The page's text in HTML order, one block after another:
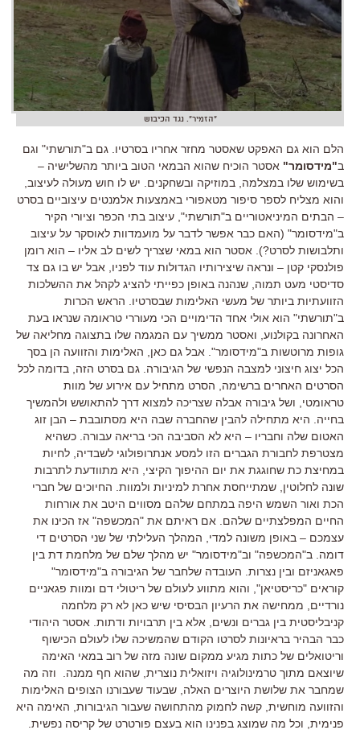
"הזמיר". נגד הכיבוש
הלם הוא גם האפקט שאסטר מחזר אחריו בסרטיו גם ב"תורשתי" וגם
ב"מידסומר" אסטר הוכיח שהוא הבמאי הטוב ביותר מהשלישיה –
בשימוש שלו במצלמה במוזיקה ובשחקנים יש לו חוש מעולה לעיצוב
והוא מצליח לספר סיפור מטאפורי באמצעות אלמנטים עיצוביים בסרט
– הבתים המיניאטוריים ב"תורשתי", עיצוב בתי הכפר וציורי הקיר
ב"מידסומר" (האם כבר אפשר לדבר על מועמדוות לאוסקר על עיצוב
ותלבושות לסרט?). אסטר הוא במאי שצריך לשים לב אליו – הוא רומן
פולנסקי קטן – ונראה שיצירותיו הגדולות עוד לפניו, אבל יש בו גם צד
סדיסטי מעט תמוה שנהנה באופן כפייתי להציג לקהל את ההשלכות
הזוועתיות ביותר של מעשי האלימות שבסרטיו
הראש הכרות
ב"תורשתי" הוא אולי אחד הדימויים הכי מעוררי טראומה שנראו בעת
האחרונה בקולנוע ואסטר ממשיך עם המגמה שלו בתצוגה מחליאה של
גופות מרוטשות ב"מידסומר". אבל גם כאן
האלימות והזוועה הן בסך
הכל יצוג חיצוני למצבה הנפשי של הגיבורה גם בסרט הזה בדומה לכל
הסרטים האחרים ברשימה
הסרט מתחיל עם אירוע של מוות
טראומטי
ושל גיבורה אבלה שצריכה למצוא דרך להתאושש ולהמשיך
בחייה
היא מתחילה להבין שהחברה שבה היא מסתובבת – הבן זוג
האטום שלה וחבריו – היא לא הסביבה הכי בריאה עבורה כשהיא
מצטרפת לחבורת הגברים הזו למסע אנתרופולוגי לשבדיה לחיות
במחיצת כת שחוגגת את יום ההיפוך הקיצי
היא מתוודעת לתרבות
שונה לחלוטין שמתייחסת אחרת למיניות ולמוות החיוכים של חברי
הכת ואור השמש היפה במתחם שלהם מסווים היטב את אורחות
החיים המפלצתיים שלהם
אם ראיתם את "המכשפה" אז הכינו את
עצמכם – באופן משונה למדי
המהלך העלילתי של שני הסרטים די
דומה . ב"המכשפה" וב"מידסומר" יש מהלך שלם של מלחמת דת בין
פאגאניזם ובין נצרות. העובדה שלחבר של הגיבורה ב"מידסומר"
קוראים "כריסטיאן", והוא מתווע לעולם של ריטולי דם ומוות פגאניים
נורדיים, ממחישה את הרעיון הבסיסי שיש כאן לא רק מלחמה
קניבליסטית בין גברים ונשים, אלא בין תרבויות ודתות. אסטר היהודי
כבר הבהיר בראיונות לסרטו הקודם שהמשיכה שלו לעולם הכישוף
וריטואלים של כתות מגיע ממקום שונה מזה של רוב במאי האימה
שיוצאם מתוך טרמינולוגיה ויזואלית נוצרית, שהוא חף ממנה. וזה מה
שמחבר את שלושת היוצרים האלה שבעוד שעבורנו הצופים האלימות
והזוועה מוחשית קשה לחמוק מהתחושה שעבור הגיבורות האימה היא
פנימית וכל מה שמוצג בפנינו הוא בעצם פורטרט של קריסה נפשית